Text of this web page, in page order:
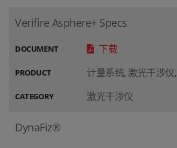
Verifire Asphere+ Specs
DOCUMENT 下载
PRODUCT 计量系统, 激光干涉仪,
CATEGORY 激光干涉仪
DynaFiz®